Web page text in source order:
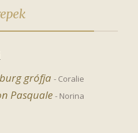
grófja - Coralie
Pasquale - Norina